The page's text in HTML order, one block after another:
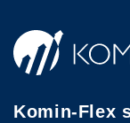
Komin-Flex